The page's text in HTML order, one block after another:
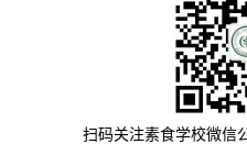
扫码关注素食学校微信